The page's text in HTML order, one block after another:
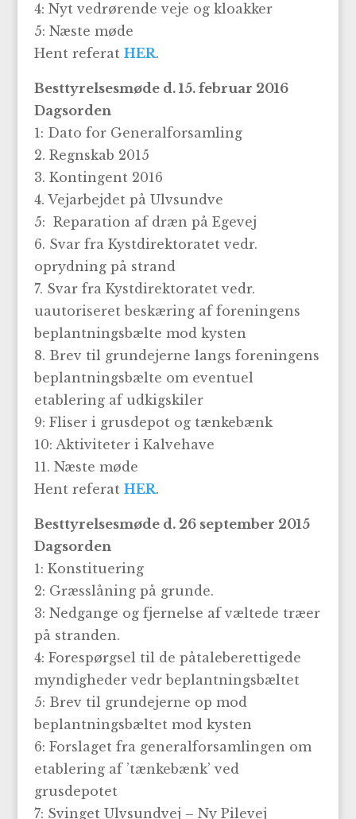
4: Nyt vedrørende veje og kloakker
5: Næste møde
Hent referat HER.
Besttyrelsesmøde d. 15. februar 2016
Dagsorden
1: Dato for Generalforsamling
2. Regnskab 2015
3. Kontingent 2016
4. Vejarbejdet på Ulvsundve
5: Reparation af dræn på Egevej
6. Svar fra Kystdirektoratet vedr.
oprydning på strand
7. Svar fra Kystdirektoratet vedr.
uautoriseret beskæring af foreningens
beplantningsbælte mod kysten
8. Brev til grundejerne langs foreningens
beplantningsbælte om eventuel
etablering af udkigskiler
9: Fliser i grusdepot og tænkebænk
10: Aktiviteter i Kalvehave
11. Næste møde
Hent referat HER.
Besttyrelsesmøde d. 26 september 2015
Dagsorden
1: Konstituering
2: Græsslåning på grunde.
3: Nedgange og fjernelse af væltede træer
på stranden.
4: Forespørgsel til de påtaleberettigede
myndigheder vedr beplantningsbæltet
5: Brev til grundejerne op mod
beplantningsbæltet mod kysten
6: Forslaget fra generalforsamlingen om
etablering af ’tænkebænk’ ved
grusdepotet
7: Svinget Ulvsundvej – Ny Pilevej